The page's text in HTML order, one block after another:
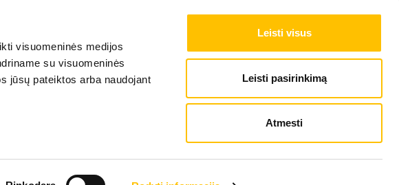
visuomeninės medijos
su visuomeninės
jūsų pateiktos arba naudojant
Leisti visus
Leisti pasirinkimą
Atmesti